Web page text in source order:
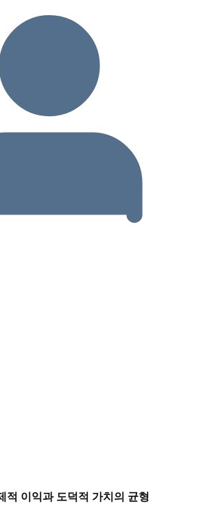
적 이익과 도덕적 가치의 균형